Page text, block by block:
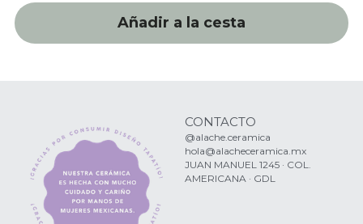
Añadir a la cesta
CONTACTO
@alache.ceramica
hola@alacheceramica.mx
JUAN MANUEL 1245 · COL.
AMERICANA · GDL